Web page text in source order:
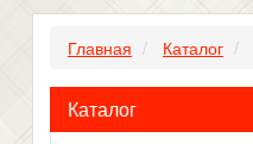
Главная Каталог
Каталог